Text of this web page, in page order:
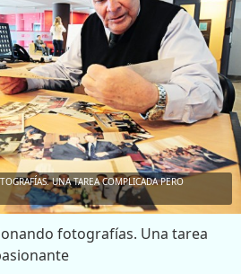
UNA TAREA COMPLICADA PERO
fotografías. Una tarea